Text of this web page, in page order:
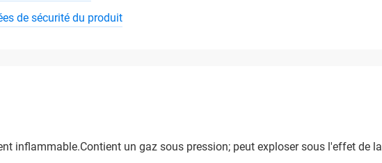
de sécurité du produit
inflammable.Contient un gaz sous pression; peut exploser sous l'effet de la